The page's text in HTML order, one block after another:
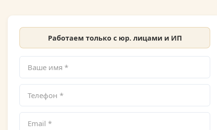
Работаем только с юр. лицами и ИП